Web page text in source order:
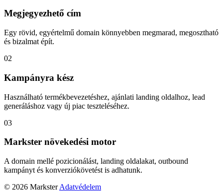
Megjegyezhető cím
Egy rövid, egyértelmű domain könnyebben megmarad, megosztható
és bizalmat épít.
02
Kampányra kész
Használható termékbevezetéshez, ajánlati landing oldalhoz, lead
generáláshoz vagy új piac teszteléséhez.
03
Markster növekedési motor
A domain mellé pozicionálást, landing oldalakat, outbound
kampányt és konverziókövetést is adhatunk.
© 2026 Markster Adatvédelem